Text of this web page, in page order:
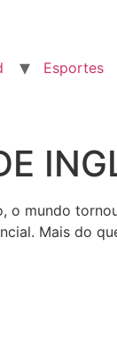
Esportes
o mundo
Mais do